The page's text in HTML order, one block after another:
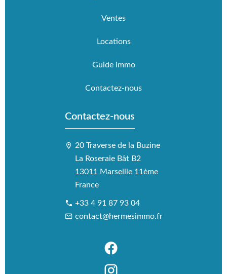
Ventes
Locations
Guide immo
Contactez-nous
Contactez-nous
20 Traverse de la Buzine
La Roseraie Bât B2
13011 Marseille 11ème
France
+33 4 91 87 93 04
contact@hermesimmo.fr